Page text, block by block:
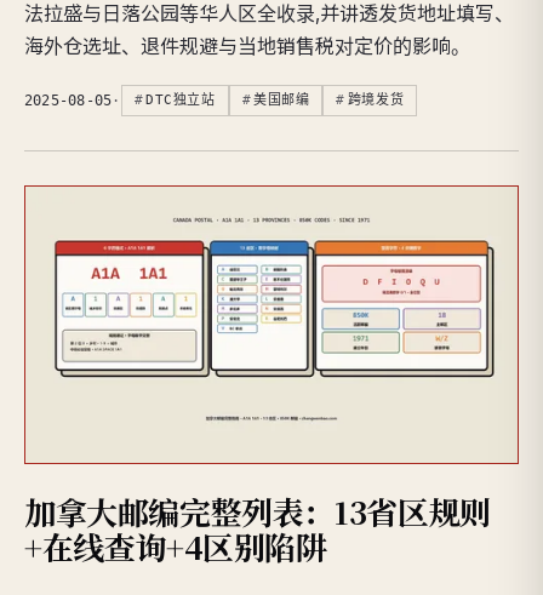
法拉盛与日落公园等华人区全收录,并讲透发货地址填写、
海外仓选址、退件规避与当地销售税对定价的影响。
2025-08-05 · DTC独立站 美国邮编 跨境发货
加拿大邮编完整列表：13省区规则
+在线查询+4区别陷阱